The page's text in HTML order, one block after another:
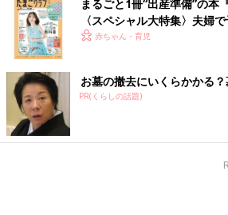
まるごと1冊“出産準備”の本
〈スペシャル大特集〉夫婦
赤ちゃん・育児
お墓の撤去にいくらかかる
PR(くらしの話題)